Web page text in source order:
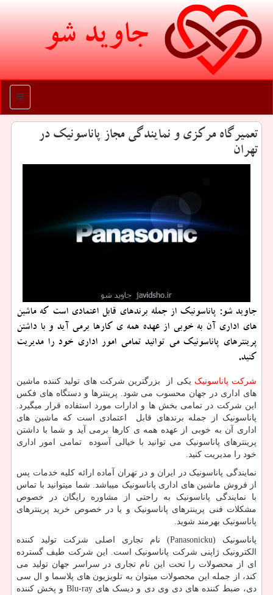
جاوید شو
منو
تعمیرگاه مركزی و نمایندگی مجاز پاناسونیك در
تهران
جاوید شو: پاناسونیك از جمله برندهای قابل اعتمادی است كه ماشین
های اداری آن به خوبی از عهده همه ی كارها برمی آید و با داشتن
پرینترهای پاناسونیك می توانید تمامی امور اداری خود را مدیریت
كنید.
شرکت پاناسونیک یکی از بزرگترین شرکت های تولید کننده ماشین
های اداری در جهان محسوب می شود. پرینترها و دستگاه های فکس
این شرکت در تمامی بخش ها و ادارات مورد استفاده قرار میگیرد.
پاناسونیک از جمله برندهای قابل اعتمادی است که ماشین های
اداری آن به خوبی از عهده همه ی کارها برمی آید و شما با داشتن
پرینترهای پاناسونیک می توانید با خیالی آسوده تمامی امور اداری
خود را مدیریت کنید.
نمایندگی پاناسونیک در ایران و در تهران آماده ارائه کلیه خدمات پس
از فروش ماشین های اداری پاناسونیک میباشد. شما میتوانید با تماس
با نمایندگی پاناسونیک به راحتی از مشاوره رایگان در خصوص
مشکلات فنی پرینترهای پاناسونیک و یا در خصوص خرید پرینترهای
پاناسونیک بهرمند شوید.
پاناسونیک (Panasonicku) نام تجاری اصلی شرکت تولید کننده
الکترونیک ژاپنی شرکت پاناسونیک است. این شرکت طیف گسترده
ای از محصولات را تحت این نام تجاری در سراسر جهان تولید می
کند، از جمله این محصولات میتوان به تلویزیون های پلاسما و ال سی
دی، ضبط کننده های دی وی دی و دیسک های Blu-rayو پخش کننده